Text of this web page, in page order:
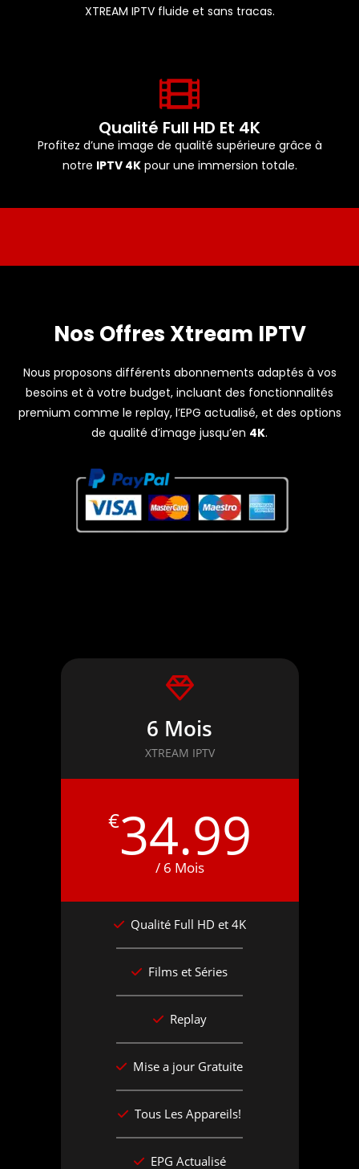
XTREAM IPTV fluide et sans tracas.
Qualité Full HD Et 4K
Profitez d’une image de qualité supérieure grâce à
notre IPTV 4Kpour une immersion totale.
Nos Offres Xtream IPTV
Nous proposons différents abonnements adaptés à vos
besoins et à votre budget, incluant des fonctionnalités
premium comme le replay, l’EPG actualisé, et des options
de qualité d’image jusqu’en 4K.
6 Mois
XTREAM IPTV
€34.99
/ 6 Mois
Qualité Full HD et 4K
Films et Séries
Replay
Mise a jour Gratuite
Tous Les Appareils!
EPG Actualisé